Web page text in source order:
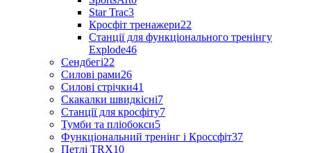
Star Trac3
Кросфіт тренажери22
Станції для функціонального тренінгу
Explode46
Сендбегі22
Силові рами26
Силові стрічки41
Скакалки швидкісні7
Станції для кросфіту7
Тумби та пліобокси5
Функціональний тренінг і Кроссфіт37
Петлі TRX10